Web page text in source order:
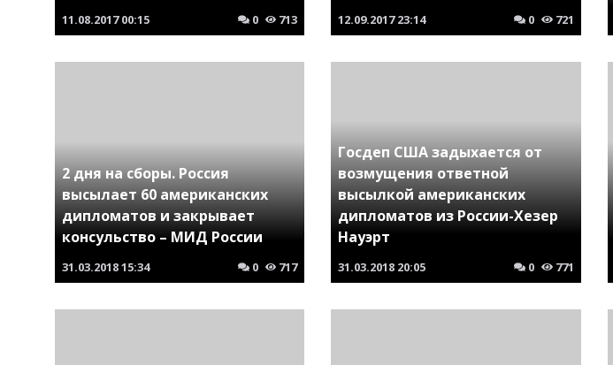
11.08.2017 00:15 0 713 12.09.201723:14 0 721
2 дня на сборы. Россия
высылает 60 американских
дипломатов и закрывает
консульство – МИД России
31.03.201815:34 0 717
Госдеп США задыхается от
возмущения ответной
высылкой американских
дипломатов из России-Хезер
Науэрт
31.03.2018 20:05 0 771